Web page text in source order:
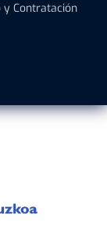
y Contratación